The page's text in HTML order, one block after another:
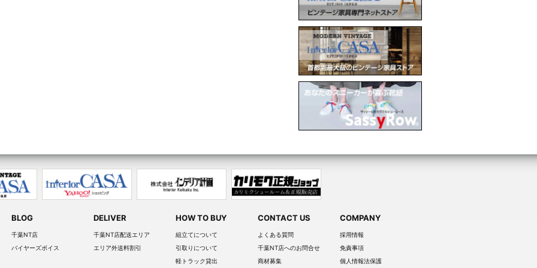
BLOG
千葉NT店
バイヤーズボイス
DELIVER
千葉NT店配送エリア
エリア外送料割引
HOW TO BUY
組立てについて
引取りについて
軽トラック貸出
CONTACT US
よくある質問
千葉NT店へのお問合せ
商材募集
COMPANY
採用情報
免責事項
個人情報法保護